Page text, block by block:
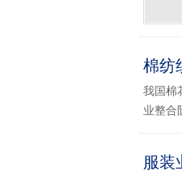
棉纺
我国棉
业整合
服装